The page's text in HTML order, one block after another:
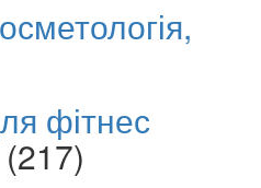
фітнес
(217)